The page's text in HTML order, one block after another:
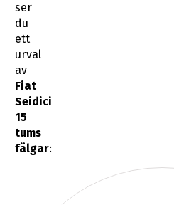
ser
du
ett
urval
av
Fiat
Seidici
15
tums
fälgar: